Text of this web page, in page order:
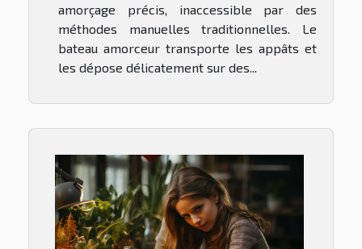
amorçage précis, inaccessible par des
méthodes manuelles traditionnelles. Le
bateau amorceur transporte les appâts et
les dépose délicatement sur des...